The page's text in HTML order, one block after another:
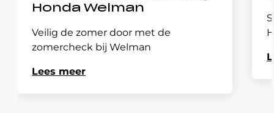
Honda Welman
Veilig de zomer door met de
zomercheck bij Welman
Lees meer